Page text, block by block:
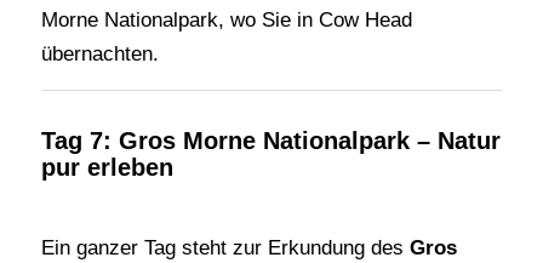
Morne Nationalpark, wo Sie in Cow Head
übernachten.
Tag 7: Gros Morne Nationalpark – Natur
pur erleben
Ein ganzer Tag steht zur Erkundung des Gros